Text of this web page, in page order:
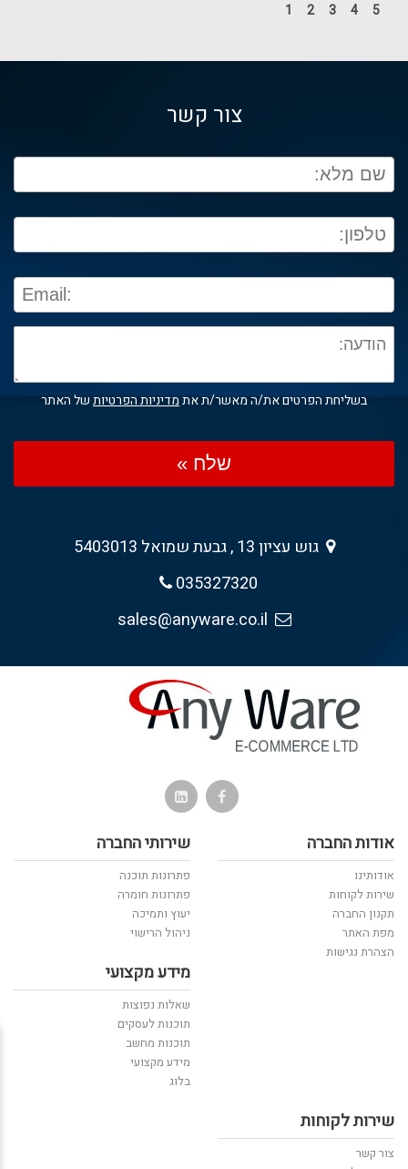
5
4
3
2
1
צור קשר
בשליחת הפרטים את/ה מאשר/ת אתמדיניות הפרטיותשל האתר
שלח »
גוש עציון 13 , גבעת שמואל 5403013
035327320
אודות החברה
אודותינו
שירות לקוחות
תקנון החברה
מפת האתר
הצהרת נגישות
שירותי החברה
פתרונות תוכנה
פתרונות חומרה
יעוץ ותמיכה
ניהול הרישוי
מידע מקצועי
שאלות נפוצות
תוכנות לעסקים
תוכנות מחשב
מידע מקצועי
בלוג
שירות לקוחות
צור קשר